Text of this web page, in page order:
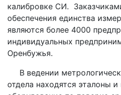
калибровке СИ.
обеспечения единства
являются более 4000
индивидуальных
Оренбужья.
В ведении
отдела находятся эталоны